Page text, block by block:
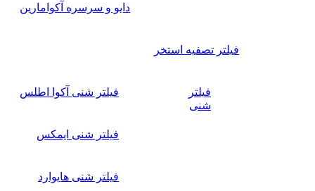
دایو و سرسره آکوامارین
فیلتر تصفیه استخر
فیلتر
شنی
فیلتر شنی آکوا اطلس
فیلتر شنی ایمکس
فیلتر شنی هایوارد